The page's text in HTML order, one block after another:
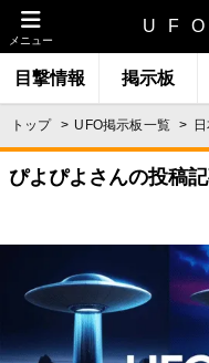
メニュー
目撃情報 掲示板
トップ UFO掲示板一覧
ぴよぴよさんの投稿